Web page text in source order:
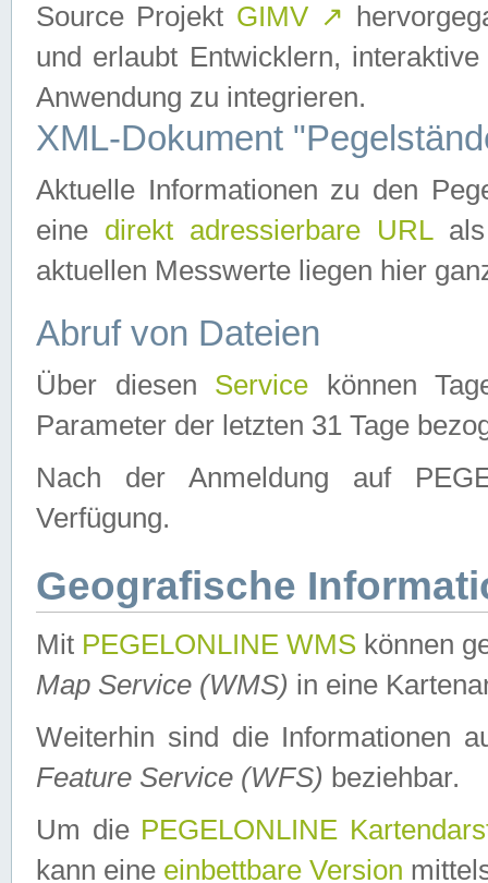
Source Projekt GIMV ↗
und erlaubt Entwicklern,
Anwendung zu integrieren.
XML-Dokument
Aktuelle Informationen zu den
eine direkt adressierbare URLals
aktuellen Messwerte liegen hier
Abruf von Dateien
Über diesen Service können
Parameter der letzten 31 Tage
Nach der Anmeldung auf
Verfügung.
Geografische
Mit PEGELONLINE WMS können
Map Service (WMS) in eine
Weiterhin sind die Informationen
Feature Service (WFS) beziehbar.
Um die PEGELONLINE
kann eine einbettbare Version